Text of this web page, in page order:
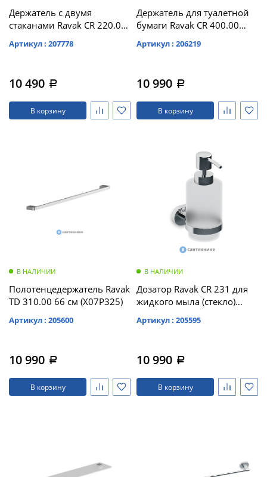
Держатель с двумя
стаканами Ravak CR 220.00
Артикул : 207778
10 490 a
В корзину
Держатель для туалетной
бумаги Ravak CR 400.00
Артикул : 206219
10 990 a
В корзину
В НАЛИЧИИ
Полотенцедержатель Ravak
TD 310.00 66 см (X07P325)
Артикул : 205600
10 990 a
В корзину
В НАЛИЧИИ
Дозатор Ravak CR 231 для
жидкого мыла (стекло)
Артикул : 205595
10 990 a
В корзину